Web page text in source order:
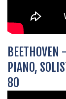
BEETHOVEN
PIANO,
80